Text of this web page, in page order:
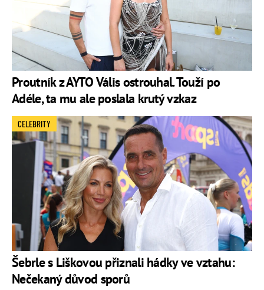
Proutník z AYTO Vális ostrouhal. Touží po
Adéle, ta mu ale poslala krutý vzkaz
Šebrle s Liškovou přiznali hádky ve vztahu:
Nečekaný důvod sporů
CELEBRITY